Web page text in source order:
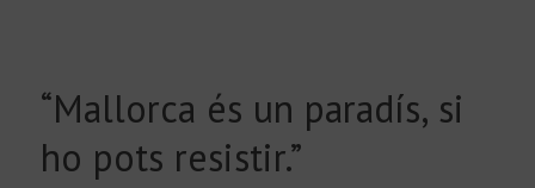
“Mallorca és un paradís, si
ho pots resistir.”